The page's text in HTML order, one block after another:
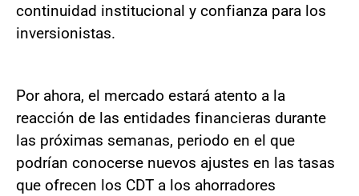
continuidad institucional y confianza para los
inversionistas.
Por ahora, el mercado estará atento a la
reacción de las entidades financieras durante
las próximas semanas, periodo en el que
podrían conocerse nuevos ajustes en las tasas
que ofrecen los CDT a los ahorradores